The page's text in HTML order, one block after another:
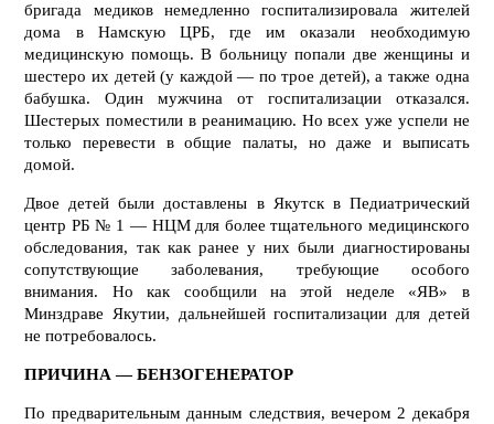
бригада медиков немедленно госпитализировала жителей
дома в Намскую ЦРБ, где им оказали необходимую
медицинскую помощь. В больницу попали две женщины и
шестеро их детей (у каждой — по трое детей), а также одна
бабушка. Один мужчина от госпитализации отказался.
Шестерых поместили в реанимацию. Но всех уже успели не
только перевести в общие палаты, но даже и выписать
домой.
Двое детей были доставлены в Якутск в Педиатрический
центр РБ № 1 — НЦМ для более тщательного медицинского
обследования, так как ранее у них были диагностированы
сопутствующие заболевания, требующие особого
внимания. Но как сообщили на этой неделе «ЯВ» в
Минздраве Якутии, дальнейшей госпитализации для детей
не потребовалось.
ПРИЧИНА — БЕНЗОГЕНЕРАТОР
По предварительным данным следствия, вечером 2 декабря